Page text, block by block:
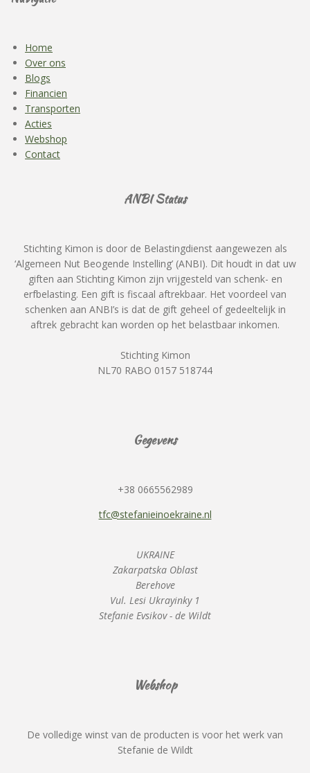
Home
Over ons
Blogs
Financien
Transporten
Acties
Webshop
Contact
ANBI Status
Stichting Kimon is door de Belastingdienst aangewezen als
‘Algemeen Nut Beogende Instelling’ (ANBI). Dit houdt in dat uw
giften aan Stichting Kimon zijn vrijgesteld van schenk- en
erfbelasting. Een gift is fiscaal aftrekbaar. Het voordeel van
schenken aan ANBI’s is dat de gift geheel of gedeeltelijk in
aftrek gebracht kan worden op het belastbaar inkomen.
Stichting Kimon
NL70 RABO 0157 518744
Gegevens
+38 0665562989
tfc@stefanieinoekraine.nl
UKRAINE
Zakarpatska Oblast
Berehove
Vul. Lesi Ukrayinky 1
Stefanie Evsikov - de Wildt
Webshop
De volledige winst van de producten is voor het werk van
Stefanie de Wildt